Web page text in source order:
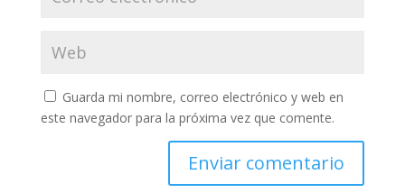
Guarda mi nombre, correo electrónico y web en
este navegador para la próxima vez que comente.